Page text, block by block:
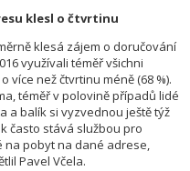
klesl o čtvrtinu
klesá zájem o doručování
využívali téměř všichni
více než čtvrtinu méně (68 %).
téměř v polovině případů lidé
a balík si vyzvednou ještě týž
často stává službou pro
na pobyt na dané adrese,
Pavel Včela.